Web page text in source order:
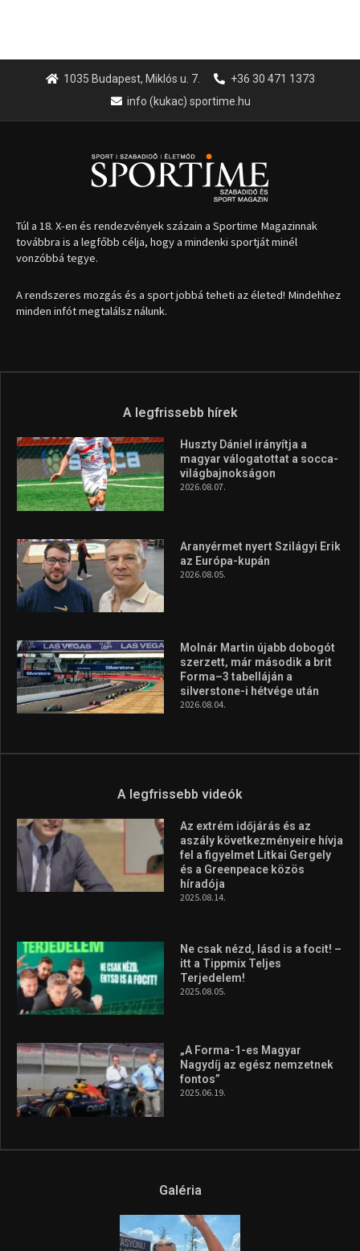
1035 Budapest, Miklós u. 7.
+36 30 471 1373
info (kukac) sportime.hu
Túl a 18. X-en és rendezvények százain a Sportime Magazinnak
továbbra is a legfőbb célja, hogy a mindenki sportját minél
vonzóbbá tegye.
A rendszeres mozgás és a sport jobbá teheti az életed! Mindehhez
minden infót megtalálsz nálunk.
A legfrissebb hírek
Huszty Dániel irányítja a
magyar válogatottat a socca-
világbajnokságon
2026.08.07.
Aranyérmet nyert Szilágyi Erik
az Európa-kupán
2026.08.05.
Molnár Martin újabb dobogót
szerzett, már második a brit
Forma–3 tabelláján a
silverstone-i hétvége után
2026.08.04.
A legfrissebb videók
Az extrém időjárás és az
aszály következményeire hívja
fel a figyelmet Litkai Gergely
és a Greenpeace közös
híradója
2025.08.14.
Ne csak nézd, lásd is a focit! –
itt a Tippmix Teljes
Terjedelem!
2025.08.05.
„A Forma-1-es Magyar
Nagydíj az egész nemzetnek
fontos”
2025.06.19.
Galéria